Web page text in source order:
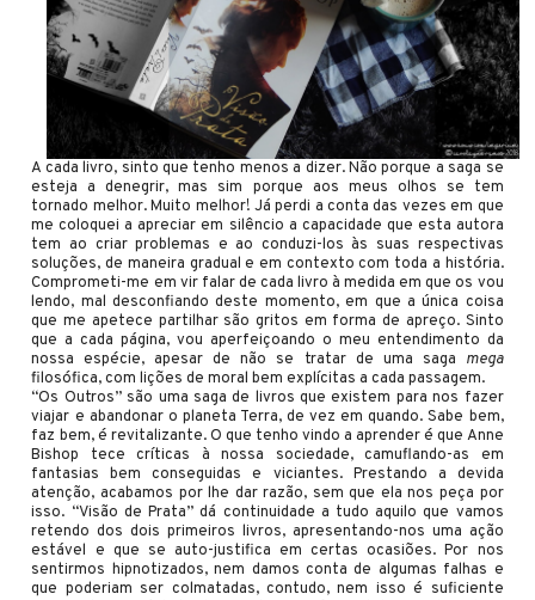
A cada livro, sinto que tenho menos a dizer. Não porque a saga se
esteja a denegrir, mas sim porque aos meus olhos se tem
tornado melhor. Muito melhor! Já perdi a conta das vezes em que
me coloquei a apreciar em silêncio a capacidade que esta autora
tem ao criar problemas e ao conduzi-los às suas respectivas
soluções, de maneira gradual e em contexto com toda a história.
Comprometi-me em vir falar de cada livro à medida em que os vou
lendo, mal desconfiando deste momento, em que a única coisa
que me apetece partilhar são gritos em forma de apreço. Sinto
que a cada página, vou aperfeiçoando o meu entendimento da
nossa espécie, apesar de não se tratar de uma saga mega
filosófica, com lições de moral bem explícitas a cada passagem.
“Os Outros” são uma saga de livros que existem para nos fazer
viajar e abandonar o planeta Terra, de vez em quando. Sabe bem,
faz bem, é revitalizante. O que tenho vindo a aprender é que Anne
Bishop tece críticas à nossa sociedade, camuflando-as em
fantasias bem conseguidas e viciantes. Prestando a devida
atenção, acabamos por lhe dar razão, sem que ela nos peça por
isso. “Visão de Prata” dá continuidade a tudo aquilo que vamos
retendo dos dois primeiros livros, apresentando-nos uma ação
estável e que se auto-justifica em certas ocasiões. Por nos
sentirmos hipnotizados, nem damos conta de algumas falhas e
que poderiam ser colmatadas, contudo, nem isso é suficiente